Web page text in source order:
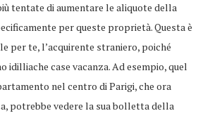
tentate di aumentare le aliquote della
per queste proprietà. Questa è
per te, l’acquirente straniero, poiché
idilliache case vacanza. Ad esempio, quel
nel centro di Parigi, che ora
potrebbe vedere la sua bolletta della